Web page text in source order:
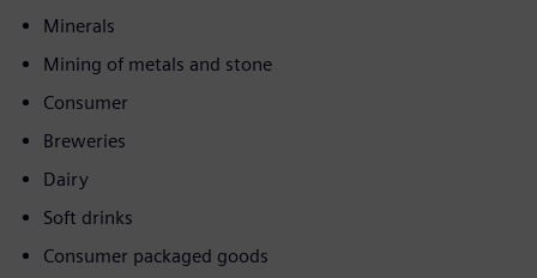
Minerals
Mining of metals and stone
Consumer
Breweries
Dairy
Soft drinks
Consumer packaged goods